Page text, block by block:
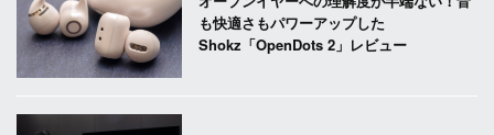
も快適さもパワーアップした
Shokz「OpenDots 2」レビュー